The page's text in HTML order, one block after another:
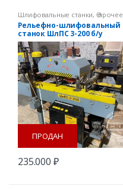
Шлифовальные станки,Ѳ прочее
оборудование
Рельефно-шлифовальный
станок ШлПС 3-200 б/у
ПРОДАН
235.000 ₽